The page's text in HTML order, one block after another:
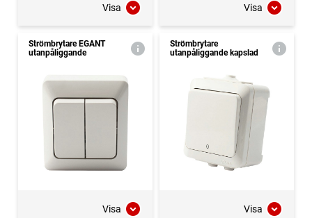
Visa Visa
Strömbrytare EGANT
utanpåliggande
Visa
Strömbrytare
utanpåliggande kapslad
Visa